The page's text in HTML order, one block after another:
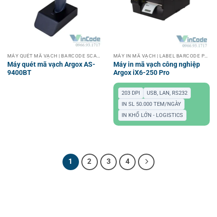
Máy quét mã vạch Argox AS-
9400BT
Máy in mã vạch công nghiệp
Argox iX6-250 Pro
203 DPI
USB, LAN, RS232
IN SL 50.000 TEM/NGÀY
IN KHỔ LỚN - LOGISTICS
1 2 3 4